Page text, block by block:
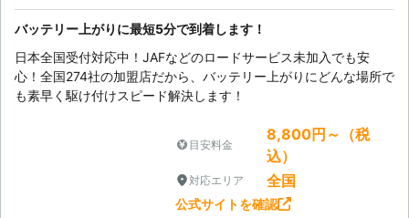
バッテリー上がりに最短5分で到着します！
日本全国受付対応中！JAFなどのロードサービス未加入でも安
心！全国274社の加盟店だから、バッテリー上がりにどんな場所で
も素早く駆け付けスピード解決します！
目安料金
8,800円～（税
込）
対応エリア 全国
公式サイトを確認